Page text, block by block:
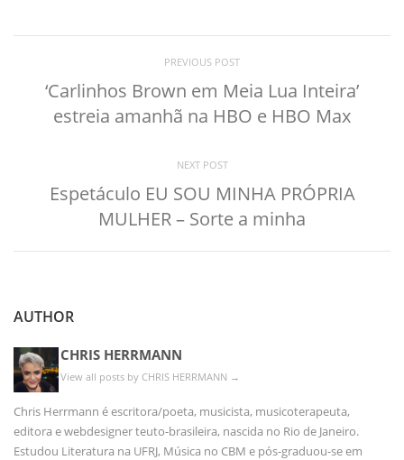
PREVIOUS POST
‘Carlinhos Brown em Meia Lua Inteira’
estreia amanhã na HBO e HBO Max
NEXT POST
Espetáculo EU SOU MINHA PRÓPRIA
MULHER – Sorte a minha
AUTHOR
CHRIS HERRMANN
View all posts by CHRIS HERRMANN →
Chris Herrmann é escritora/poeta, musicista, musicoterapeuta,
editora e webdesigner teuto-brasileira, nascida no Rio de Janeiro.
Estudou Literatura na UFRJ, Música no CBM e pós-graduou-se em